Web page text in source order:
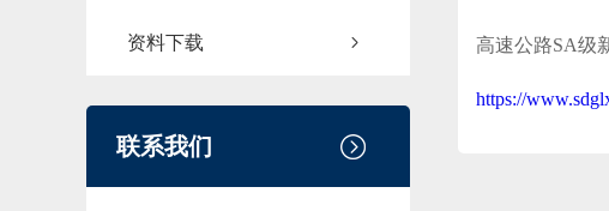
资料下载
联系我们
高速公路SA级
https://